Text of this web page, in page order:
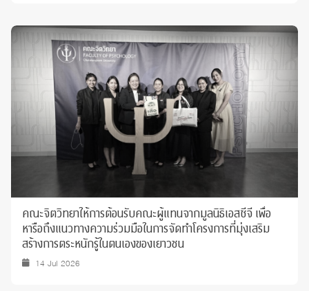
คณะจิตวิทยาให้การต้อนรับคณะผู้แทนจากมูลนิธิเอสซีจี เพื่อ
หารือถึงแนวทางความร่วมมือในการจัดทำโครงการที่มุ่งเสริม
สร้างการตระหนักรู้ในตนเองของเยาวชน
14 Jul 2026